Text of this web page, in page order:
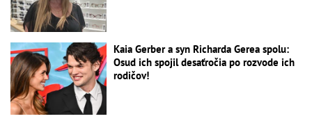
Kaia Gerber a syn Richarda Gerea spolu:
Osud ich spojil desaťročia po rozvode ich
rodičov!